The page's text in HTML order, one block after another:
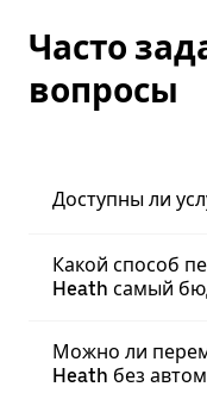
Часто
вопросы
Доступны ли
Какой способ
Heath самый
Можно ли
Heath без